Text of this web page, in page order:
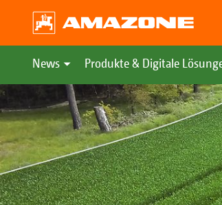
News Produkte & Digitale